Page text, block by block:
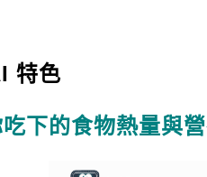
特色
下的食物熱量與